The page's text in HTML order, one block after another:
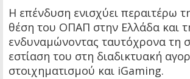
Η επένδυση ενισχύει περαιτέρω
θέση του ΟΠΑΠ στην Ελλάδα και
ενδυναμώνοντας ταυτόχρονα τη
εστίαση του στη διαδικτυακή
στοιχηματισμού και iGaming.